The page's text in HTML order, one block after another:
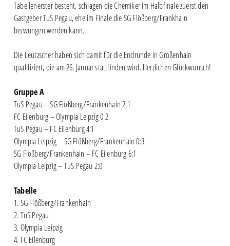
Tabellenerster besteht, schlagen die Chemiker im Halbfinale zuerst den
Gastgeber TuS Pegau, ehe im Finale die SG Flößberg/Frankhain
bezwungen werden kann.
Die Leutzscher haben sich damit für die Endrunde in Großenhain
qualifiziert, die am 26. Januar stattfinden wird. Herzlichen Glückwunsch!
Gruppe A
TuS Pegau – SG Flößberg/Frankenhain 2:1
FC Eilenburg – Olympia Leipzig 0:2
TuS Pegau – FC Eilenburg 4:1
Olympia Leipzig – SG Flößberg/Frankenhain 0:3
SG Flößberg/Frankenhain – FC Eilenburg 6:1
Olympia Leipzig – TuS Pegau 2:0
Tabelle
1. SG Flößberg/Frankenhain
2. TuS Pegau
3. Olympia Leipzig
4. FC Eilenburg